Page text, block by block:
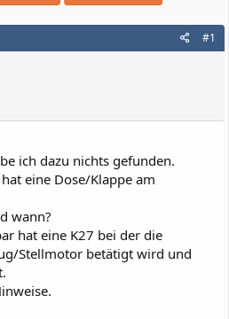
#1
ich dazu nichts gefunden.
eine Dose/Klappe am
wann?
hat eine K27 bei der die
Stellmotor betätigt wird und